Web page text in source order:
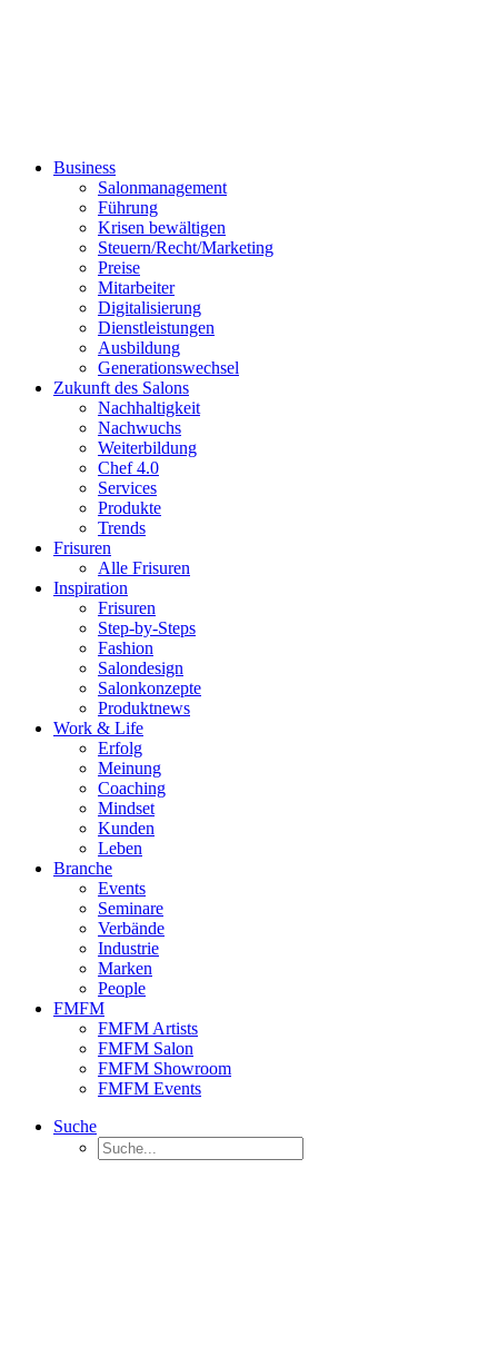
Business
Salonmanagement
Führung
Krisen bewältigen
Steuern/Recht/Marketing
Preise
Mitarbeiter
Digitalisierung
Dienstleistungen
Ausbildung
Generationswechsel
Zukunft des Salons
Nachhaltigkeit
Nachwuchs
Weiterbildung
Chef 4.0
Services
Produkte
Trends
Frisuren
Alle Frisuren
Inspiration
Frisuren
Step-by-Steps
Fashion
Salondesign
Salonkonzepte
Produktnews
Work & Life
Erfolg
Meinung
Coaching
Mindset
Kunden
Leben
Branche
Events
Seminare
Verbände
Industrie
Marken
People
FMFM
FMFM Artists
FMFM Salon
FMFM Showroom
FMFM Events
Suche